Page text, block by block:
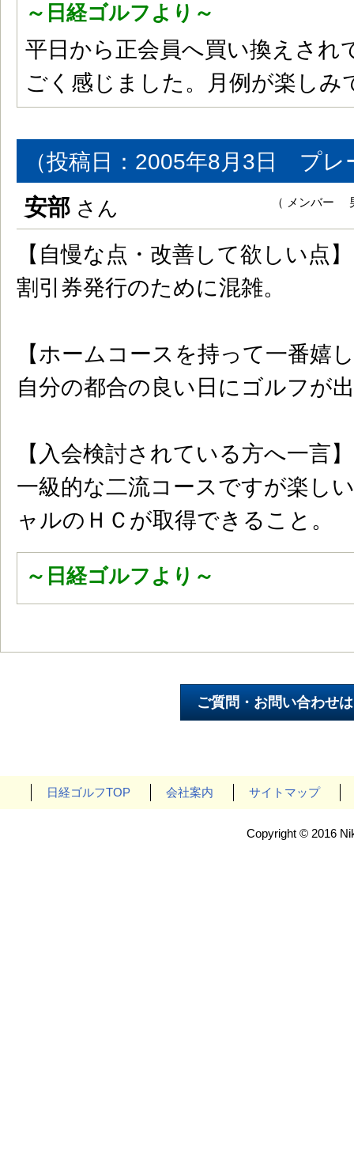
～日経ゴルフより～
平日から正会員へ買い換えされ
ごく感じました。月例が楽しみ
（投稿日：2005年8月3日 プレ
安部 さん （ メンバー
【自慢な点・改善して欲しい点】
割引券発行のために混雑。
【ホームコースを持って一番嬉
自分の都合の良い日にゴルフが
【入会検討されている方へ一言】
一級的な二流コースですが楽し
ャルのＨＣが取得できること。
～日経ゴルフより～
日経ゴルフTOP 会社案内 サイトマップ
Copyright © 2016